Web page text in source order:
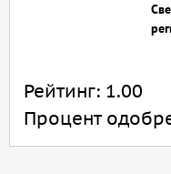
Рейтинг: 1.00
Процент